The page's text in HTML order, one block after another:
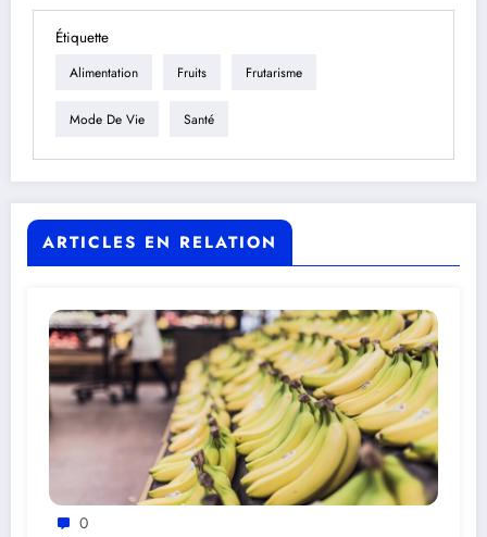
Étiquette
Alimentation Fruits Frutarisme
Mode De Vie Santé
ARTICLES EN RELATION
0